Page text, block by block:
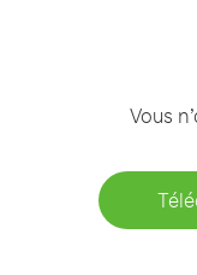
Vous